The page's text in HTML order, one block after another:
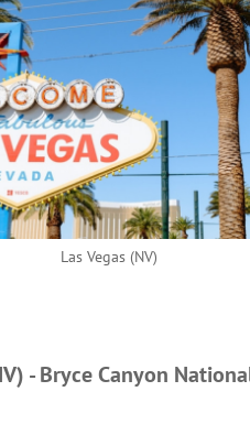
Las Vegas (NV)
- Bryce Canyon